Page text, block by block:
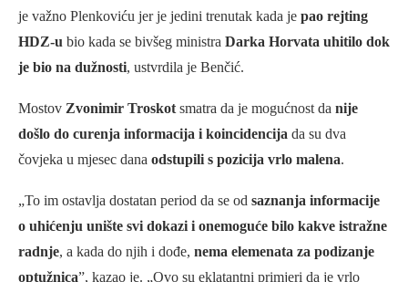
je važno Plenkoviću jer je jedini trenutak kada je pao rejting
HDZ-u bio kada se bivšeg ministra Darka Horvata uhitilo dok
je bio na dužnosti, ustvrdila je Benčić.
Mostov Zvonimir Troskot smatra da je mogućnost da nije
došlo do curenja informacija i koincidencija da su dva
čovjeka u mjesec dana odstupili s pozicija vrlo malena.
„To im ostavlja dostatan period da se od saznanja informacije
o uhićenju unište svi dokazi i onemoguće bilo kakve istražne
radnje, a kada do njih i dođe, nema elemenata za podizanje
optužnica”, kazao je. „Ovo su eklatantni primjeri da je vrlo